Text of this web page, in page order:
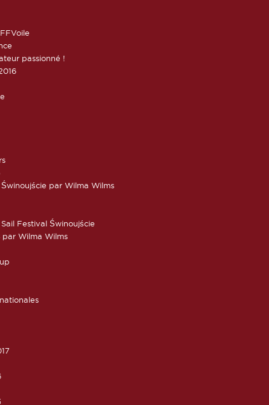
passionné !
par Wilma Wilms
Festival Świnoujście
par Wilma Wilms